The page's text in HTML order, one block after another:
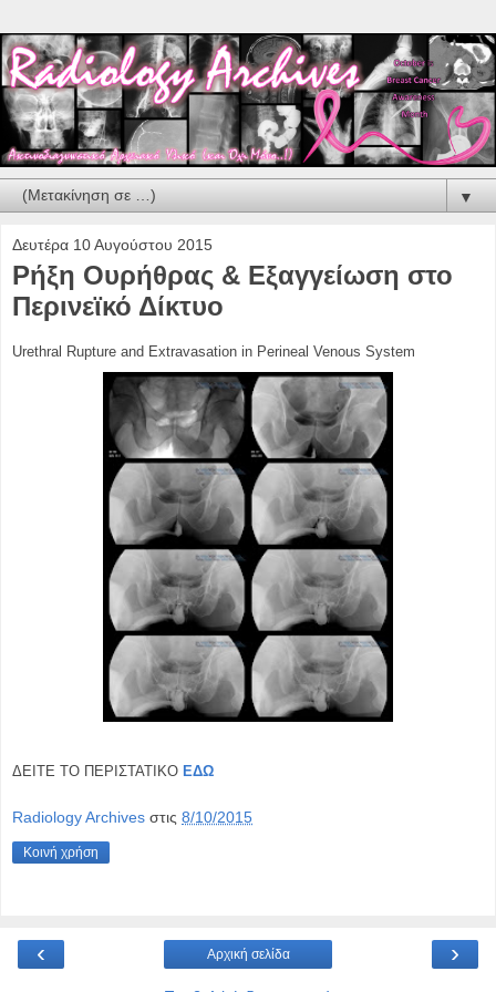
▼
Δευτέρα 10 Αυγούστου 2015
Ρήξη Ουρήθρας & Εξαγγείωση στο
Περινεϊκό Δίκτυο
Urethral Rupture and Extravasation in Perineal Venous System
ΔΕΙΤΕ ΤΟ ΠΕΡΙΣΤΑΤΙΚΟ ΕΔΩ
Radiology Archives στις 8/10/2015
Κοινή χρήση
‹ ›
Αρχική σελίδα